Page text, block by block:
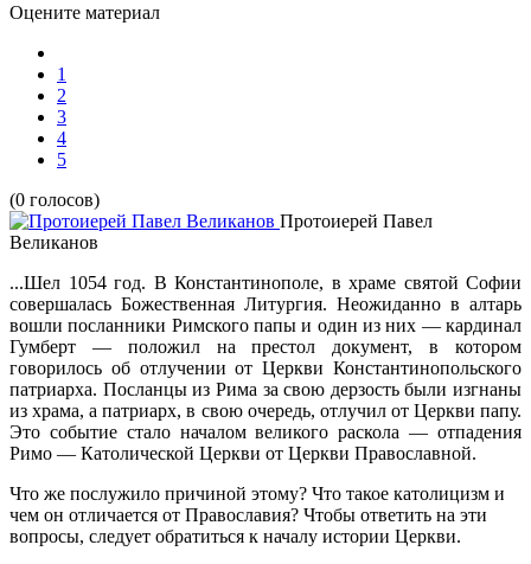
Оцените материал
1
2
3
4
5
(0 голосов)
Протоиерей Павел
Великанов
...Шел 1054 год. В Константинополе, в храме святой Софии
совершалась Божественная Литургия. Неожиданно в алтарь
вошли посланники Римского папы и один из них — кардинал
Гумберт — положил на престол документ, в котором
говорилось об отлучении от Церкви Константинопольского
патриарха. Посланцы из Рима за свою дерзость были изгнаны
из храма, а патриарх, в свою очередь, отлучил от Церкви папу.
Это событие стало началом великого раскола — отпадения
Римо — Католической Церкви от Церкви Православной.
Что же послужило причиной этому? Что такое католицизм и
чем он отличается от Православия? Чтобы ответить на эти
вопросы, следует обратиться к началу истории Церкви.